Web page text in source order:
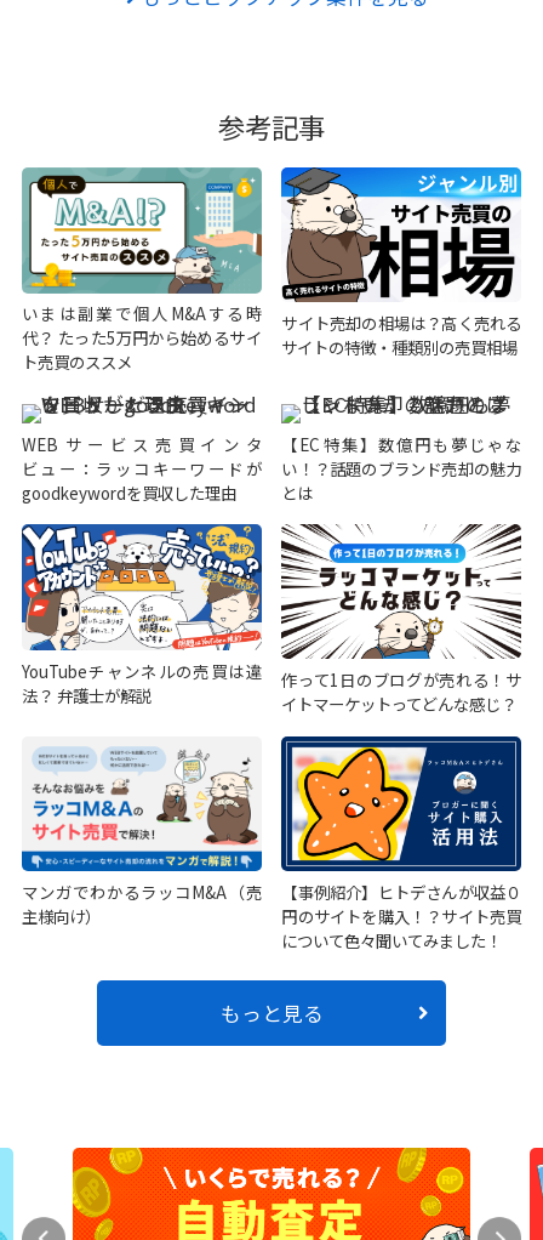
参考記事
いまは副業で個人M&Aする時
代？ たった5万円から始めるサイ
ト売買のススメ
サイト売却の相場は？高く売れる
サイトの特徴・種類別の売買相場
WEBサービス売買インタ
ビュー：ラッコキーワードが
goodkeywordを買収した理由
【EC特集】数億円も夢じゃな
い！？話題のブランド売却の魅力
とは
YouTubeチャンネルの売買は違
法？ 弁護士が解説
作って1日のブログが売れる！サ
イトマーケットってどんな感じ？
マンガでわかるラッコM&A（売
主様向け）
【事例紹介】ヒトデさんが収益０
円のサイトを購入！？サイト売買
について色々聞いてみました！
もっと見る